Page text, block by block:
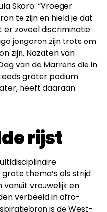
Skoro: “Vroeger
te zijn en hield je dat
zoveel discriminatie
jongeren zijn trots om
zijn. Nazaten van
van de Marrons die in
groter podium
heeft daaraan
rijst
thema’s als strijd
vanuit vrouwelijk en
verbeeld in afro-
is de West-